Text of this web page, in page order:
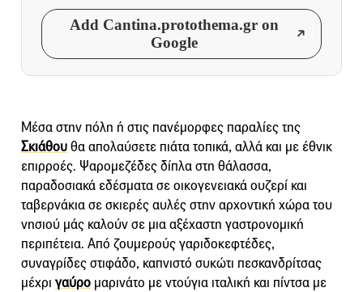
Add Cantina.protothema.gr on
Google
Μέσα στην πόλη ή στις πανέμορφες παραλίες της
Σκιάθουθα απολαύσετε πιάτα τοπικά, αλλά και με έθνικ
επιρροές. Ψαρομεζέδες δίπλα στη θάλασσα,
παραδοσιακά εδέσματα σε οικογενειακά ουζερί και
ταβερνάκια σε σκιερές αυλές στην αρχοντική χώρα του
νησιού μάς καλούν σε μια αξέχαστη γαστρονομική
περιπέτεια. Από ζουμερούς γαριδοκεφτέδες,
συναγρίδες στιφάδο, καπνιστό συκώτι πεσκανδρίτσας
μέχρι γαύρο μαρινάτο με ντούγια ιταλική και πίντσα με